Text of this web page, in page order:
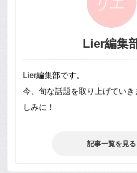
Lier編集
Lier編集部です。
今、旬な話題を取り上げていき
しみに！
記事一覧を見る